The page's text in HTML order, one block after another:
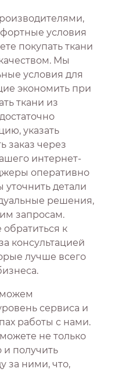
условия
покупать ткани
Мы
условия для
экономить при
ткани из
указать
заказ через
интернет-
оперативно
уточнить детали
решения,
запросам.
к
консультацией
лучше всего
сервиса и
работы с нами.
не только
и получить
за ними, что,